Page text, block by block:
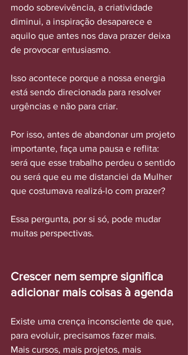
modo sobrevivência, a criatividade
diminui, a inspiração desaparece e
aquilo que antes nos dava prazer deixa
de provocar entusiasmo.
Isso acontece porque a nossa energia
está sendo direcionada para resolver
urgências e não para criar.
Por isso, antes de abandonar um projeto
importante, faça uma pausa e reflita:
será que esse trabalho perdeu o sentido
ou será que eu me distanciei da Mulher
que costumava realizá-lo com prazer?
Essa pergunta, por si só, pode mudar
muitas perspectivas.
Crescer nem sempre significa
adicionar mais coisas à agenda
Existe uma crença inconsciente de que,
para evoluir, precisamos fazer mais.
Mais cursos, mais projetos, mais